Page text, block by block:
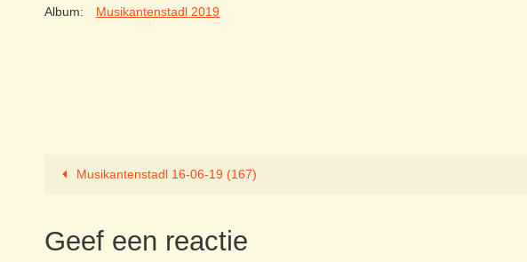
Album: Musikantenstadl 2019
Musikantenstadl 16-06-19 (167)
Geef een reactie